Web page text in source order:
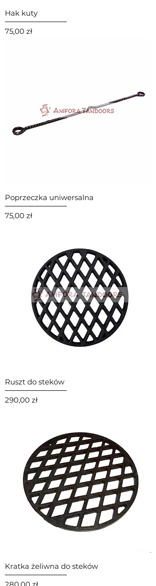
Hak kuty
Cena
75,00 zł
Poprzeczka uniwersalna
Cena
75,00 zł
Ruszt do steków
Cena
290,00 zł
Kratka żeliwna do steków
Cena